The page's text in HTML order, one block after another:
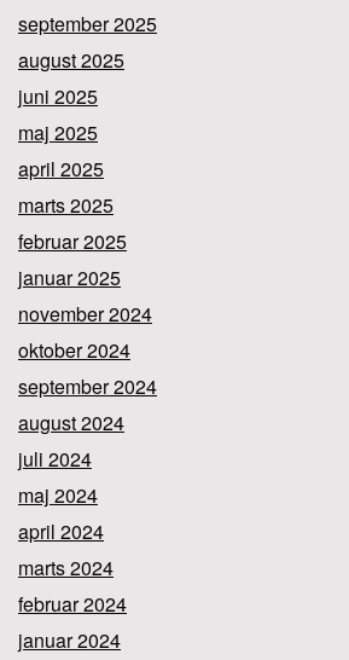
september 2025
august 2025
juni 2025
maj 2025
april 2025
marts 2025
februar 2025
januar 2025
november 2024
oktober 2024
september 2024
august 2024
juli 2024
maj 2024
april 2024
marts 2024
februar 2024
januar 2024